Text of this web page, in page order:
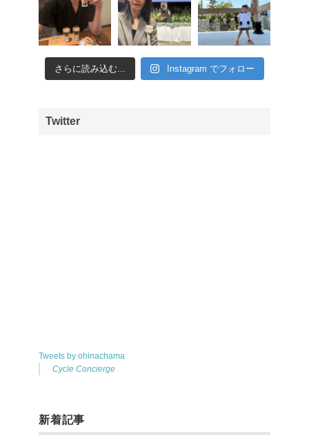
さらに読み込む... Instagram でフォロー
Twitter
Tweets by ohinachama
Cycle Concierge
新着記事